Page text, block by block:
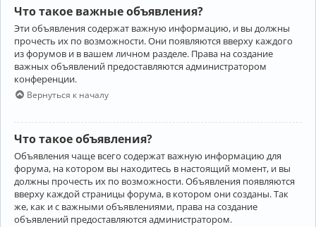
Что такое важные объявления?
Эти объявления содержат важную информацию, и вы должны
прочесть их по возможности. Они появляются вверху каждого
из форумов и в вашем личном разделе. Права на создание
важных объявлений предоставляются администратором
конференции.
Вернуться к началу
Что такое объявления?
Объявления чаще всего содержат важную информацию для
форума, на котором вы находитесь в настоящий момент, и вы
должны прочесть их по возможности. Объявления появляются
вверху каждой страницы форума, в котором они созданы. Так
же, как и с важными объявлениями, права на создание
объявлений предоставляются администратором.